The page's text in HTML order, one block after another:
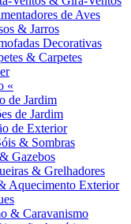
de Aves
& Jarros
Decorativas
& Carpetes
«
de Jardim
de Jardim
de Exterior
& Sombras
Gazebos
& Grelhadores
Aquecimento Exterior
& Caravanismo